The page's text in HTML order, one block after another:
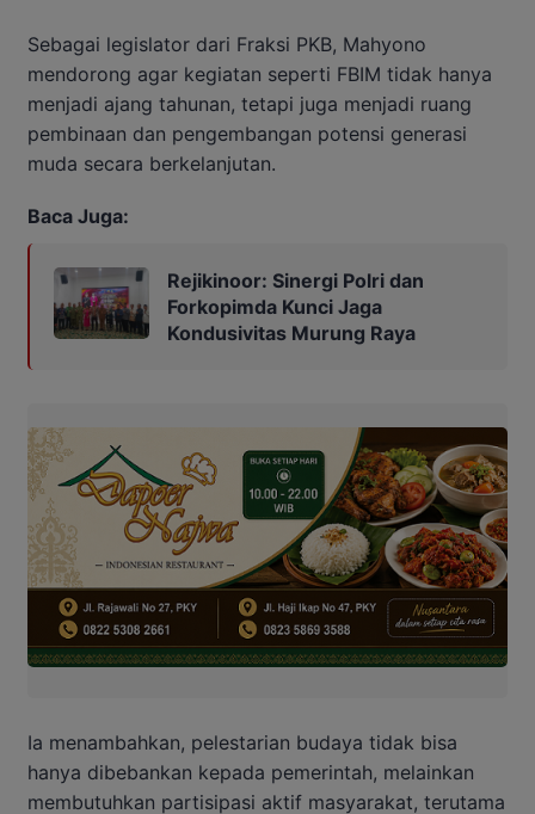
Sebagai legislator dari Fraksi PKB, Mahyono
mendorong agar kegiatan seperti FBIM tidak hanya
menjadi ajang tahunan, tetapi juga menjadi ruang
pembinaan dan pengembangan potensi generasi
muda secara berkelanjutan.
Baca Juga:
Rejikinoor: Sinergi Polri dan
Forkopimda Kunci Jaga
Kondusivitas Murung Raya
Ia menambahkan, pelestarian budaya tidak bisa
hanya dibebankan kepada pemerintah, melainkan
membutuhkan partisipasi aktif masyarakat, terutama